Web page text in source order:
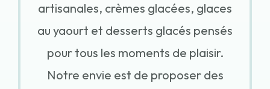
artisanales, crèmes glacées, glaces
au yaourt et desserts glacés pensés
pour tous les moments de plaisir.
Notre envie est de proposer des